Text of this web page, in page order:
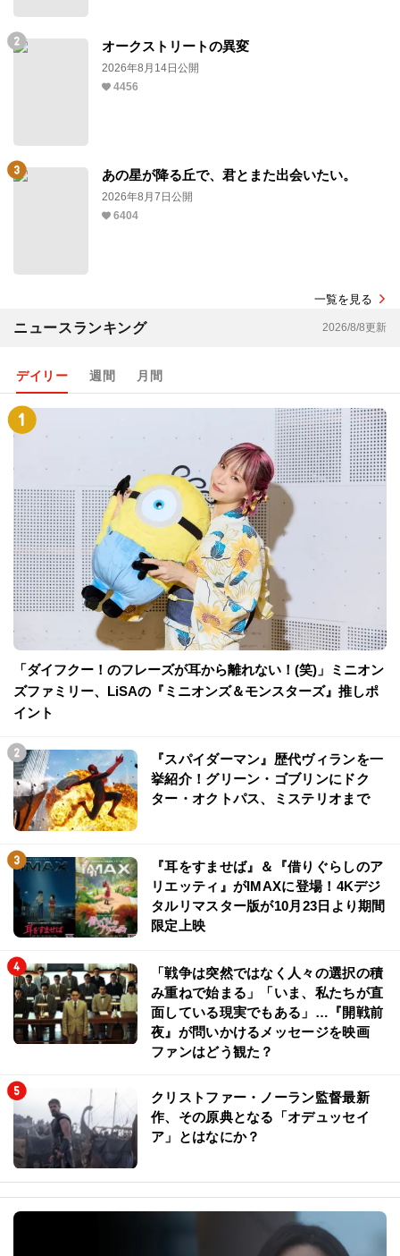
オークストリートの異変
2026年8月14日公開
4456
あの星が降る丘で、君とまた出会いたい。
2026年8月7日公開
6404
一覧を見る
ニュースランキング 2026/8/8更新
デイリー 週間 月間
「ダイフクー！のフレーズが耳から離れない！(笑)」ミニオン
ズファミリー、LiSAの『ミニオンズ＆モンスターズ』推しポ
イント
『スパイダーマン』歴代ヴィランを一
挙紹介！グリーン・ゴブリンにドク
ター・オクトパス、ミステリオまで
『耳をすませば』＆『借りぐらしのア
リエッティ』がIMAXに登場！4Kデジ
タルリマスター版が10月23日より期間
限定上映
「戦争は突然ではなく人々の選択の積
み重ねで始まる」「いま、私たちが直
面している現実でもある」…『開戦前
夜』が問いかけるメッセージを映画
ファンはどう観た？
クリストファー・ノーラン監督最新
作、その原典となる「オデュッセイ
ア」とはなにか？